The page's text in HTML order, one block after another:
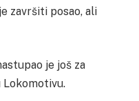
završiti posao, ali
je još za